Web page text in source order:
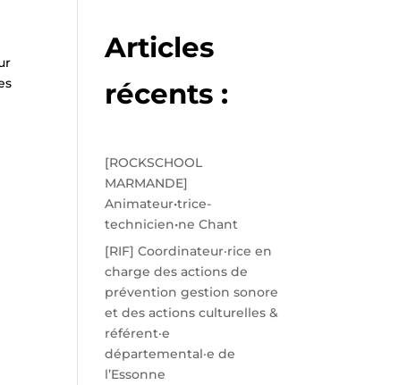
Articles
récents :
[ROCKSCHOOL
MARMANDE]
Animateur•trice-
technicien•ne Chant
[RIF] Coordinateur·rice en
charge des actions de
prévention gestion sonore
et des actions culturelles &
référent·e
départemental·e de
l’Essonne